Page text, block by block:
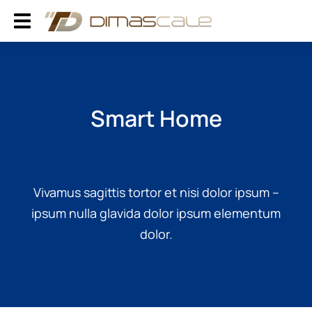
Smart Home
Vivamus sagittis tortor et nisi dolor ipsum –
ipsum nulla glavida dolor ipsum elementum
dolor.